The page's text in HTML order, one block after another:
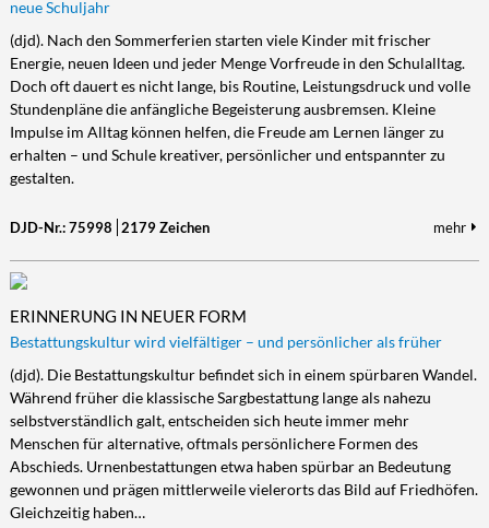
neue Schuljahr
(djd). Nach den Sommerferien starten viele Kinder mit frischer
Energie, neuen Ideen und jeder Menge Vorfreude in den Schulalltag.
Doch oft dauert es nicht lange, bis Routine, Leistungsdruck und volle
Stundenpläne die anfängliche Begeisterung ausbremsen. Kleine
Impulse im Alltag können helfen, die Freude am Lernen länger zu
erhalten – und Schule kreativer, persönlicher und entspannter zu
gestalten.
DJD-Nr.: 75998 2179 Zeichen mehr
ERINNERUNG IN NEUER FORM
Bestattungskultur wird vielfältiger – und persönlicher als früher
(djd). Die Bestattungskultur befindet sich in einem spürbaren Wandel.
Während früher die klassische Sargbestattung lange als nahezu
selbstverständlich galt, entscheiden sich heute immer mehr
Menschen für alternative, oftmals persönlichere Formen des
Abschieds. Urnenbestattungen etwa haben spürbar an Bedeutung
gewonnen und prägen mittlerweile vielerorts das Bild auf Friedhöfen.
Gleichzeitig haben…